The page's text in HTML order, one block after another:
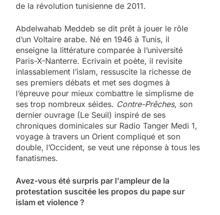
de la révolution tunisienne de 2011.
Abdelwahab Meddeb se dit prêt à jouer le rôle
d’un Voltaire arabe. Né en 1946 à Tunis, il
enseigne la littérature comparée à l’université
Paris-X-Nanterre. Ecrivain et poète, il revisite
inlassablement l’islam, ressuscite la richesse de
ses premiers débats et met ses dogmes à
l’épreuve pour mieux combattre le simplisme de
ses trop nombreux séides. Contre-Prêches, son
dernier ouvrage (Le Seuil) inspiré de ses
chroniques dominicales sur Radio Tanger Medi 1,
voyage à travers un Orient compliqué et son
double, l’Occident, se veut une réponse à tous les
fanatismes.
Avez-vous été surpris par l'ampleur de la
protestation suscitée les propos du pape sur
islam et violence ?